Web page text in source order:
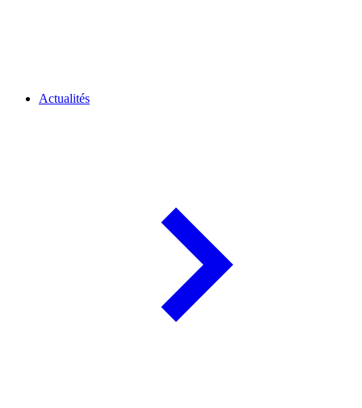
Actualités